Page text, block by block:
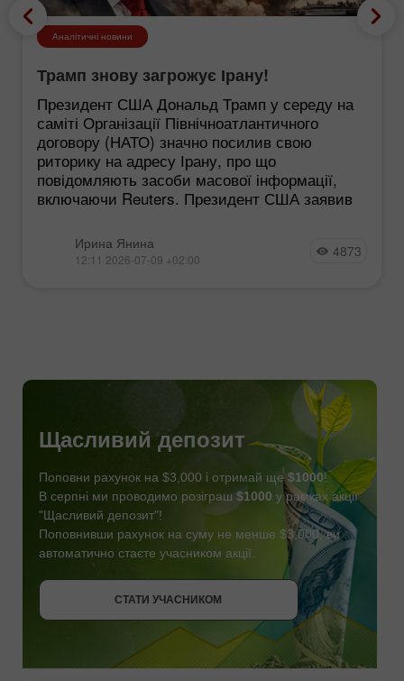
Аналітичні новини
Трамп знову загрожує Ірану!
Президент США Дональд Трамп у середу на
саміті Організації Північноатлантичного
договору (НАТО) значно посилив свою
риторику на адресу Ірану, про що
повідомляють засоби масової інформації,
включаючи Reuters. Президент США заявив
Ирина Янина
12:11 2026-07-09 +02:00 4873
СТАТИ УЧАСНИКОМ
Щасливий депозит
Поповни рахунок на $3,000 і отримай ще$1000!
В серпні ми проводимо розіграш $1000 у рамках акції
"Щасливий депозит"!
Поповнивши рахунок на суму не менше $3,000, ви
автоматично стаєте учасником акції.
СТАТИ УЧАСНИКОМ